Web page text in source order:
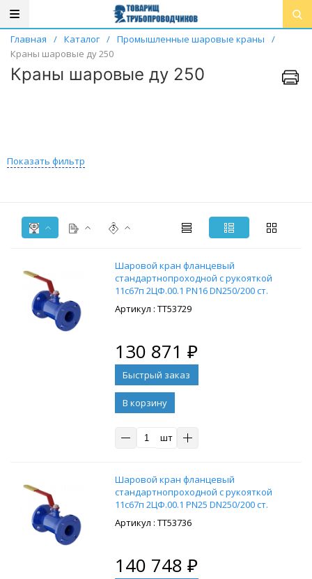
Главная / Каталог / Промышленные шаровые краны
/
Краны шаровые ду 250
Краны шаровые ду 250
Показать фильтр
Шaровой кpан флaнцевый
стандартнопроходной с рукояткой
11c67п 2ЦФ.00.1 PN16 DN250/200 cт.
20
: ТТ53729
130 871 ₽
В корзину
шт
Шaровой кpан флaнцевый
стандартнопроходной с рукояткой
11c67п 2ЦФ.00.1 PN25 DN250/200 cт.
20
: ТТ53736
140 748 ₽